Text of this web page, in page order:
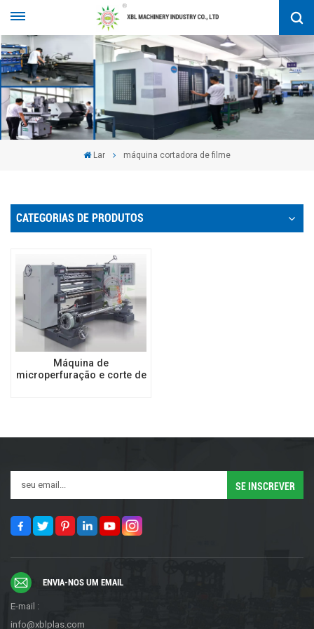
Lar máquina cortadora de filme
CATEGORIAS DE PRODUTOS
Máquina de
microperfuração e corte de
ENVIA-NOS UM EMAIL
E-mail :
info@xblplas.com